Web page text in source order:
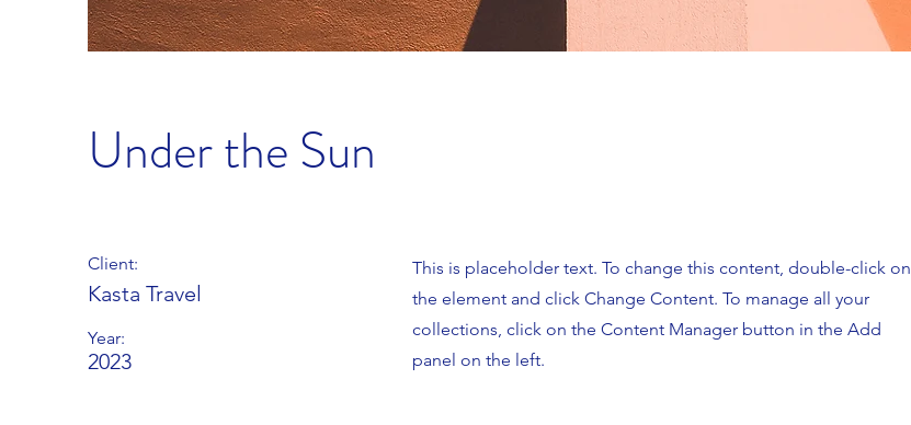
Under the Sun
Client:
Kasta Travel
Year:
2023
This is placeholder text. To change this content, double-click on
the element and click Change Content. To manage all your
collections, click on the Content Manager button in the Add
panel on the left.